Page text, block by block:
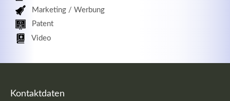
Marketing / Werbung
Patent
Video
Kontaktdaten